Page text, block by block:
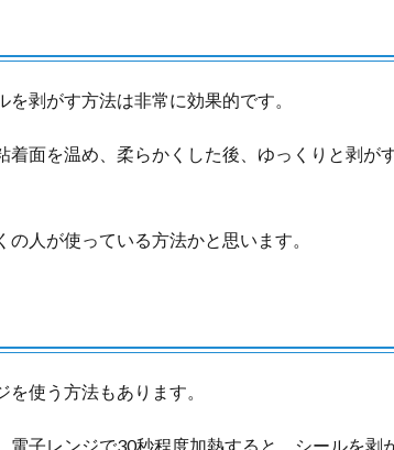
を剥がす方法は非常に効果的です。
着面を温め、柔らかくした後、ゆっくりと剥が
人が使っている方法かと思います。
使う方法もあります。
電子レンジで30秒程度加熱すると、シールを剥